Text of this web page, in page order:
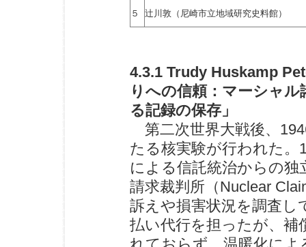
５ 辻川敦（尼崎市立地域研究史料館）
4.3.1 Trudy Huskamp
りへの信頼：マーシャ
る記録の保存」
第二次世界大戦後、
たる核実験が行われた。
による信託統治からの独
請求裁判所（Nuclear
訴えや損害状況を調査し
払い代行を担ったが、補
れておらず、温暖化に